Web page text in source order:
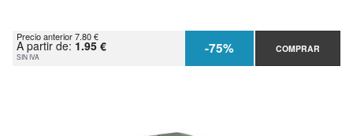
Precio anterior 7.80 €
A partir de: 1.95 €
SIN IVA -75% COMPRAR